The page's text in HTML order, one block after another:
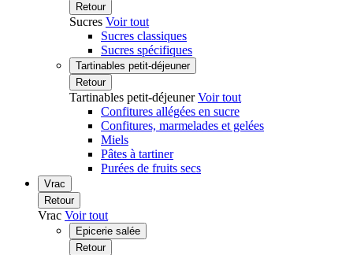
Retour
Sucres Voir tout
Sucres classiques
Sucres spécifiques
Tartinables petit-déjeuner
Retour
Tartinables petit-déjeunerVoir tout
Confitures allégées en sucre
Confitures, marmelades et gelées
Miels
Pâtes à tartiner
Purées de fruits secs
Vrac
Retour
Vrac Voir tout
Epicerie salée
Retour